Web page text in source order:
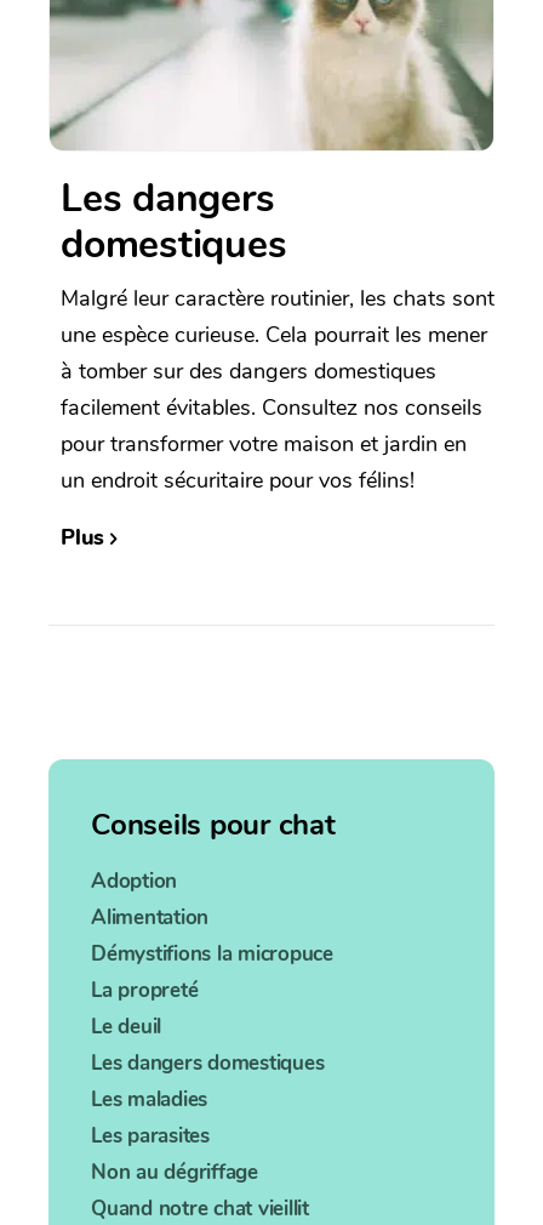
Les dangers
domestiques
Malgré leur caractère routinier, les chats sont
une espèce curieuse. Cela pourrait les mener
à tomber sur des dangers domestiques
facilement évitables. Consultez nos conseils
pour transformer votre maison et jardin en
un endroit sécuritaire pour vos félins!
Plus
Conseils pour chat
Adoption
Alimentation
Démystifions la micropuce
La propreté
Le deuil
Les dangers domestiques
Les maladies
Les parasites
Non au dégriffage
Quand notre chat vieillit